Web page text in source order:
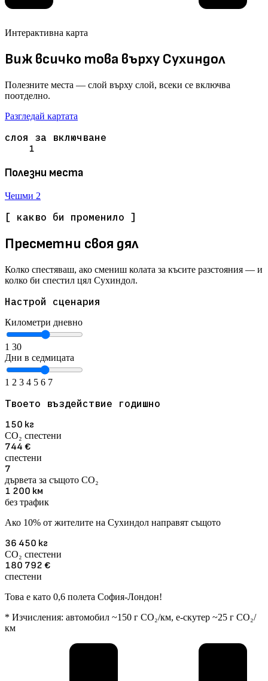
Интерактивна карта
Виж всичко това върху Сухиндол
Полезните места — слой върху слой, всеки се включва
поотделно.
Разгледай картата
слоя за включване
1
Полезни места
Чешми 2
[ какво би променило ]
Пресметни своя дял
Колко спестяваш, ако смениш колата за късите разстояния — и
колко би спестил цял Сухиндол.
Настрой сценария
Километри дневно
1 30
Дни в седмицата
1 2 3 4 5 6 7
Твоето въздействие годишно
150 кг
CO₂ спестени
744 €
спестени
7
дървета за същото CO₂
1 200 км
без трафик
Ако 10% от жителите на Сухиндол направят същото
36 450 кг
CO₂ спестени
180 792 €
спестени
Това е като 0,6 полета София-Лондон!
* Изчисления: автомобил ~150 г CO₂/км, е-скутер ~25 г CO₂/
км